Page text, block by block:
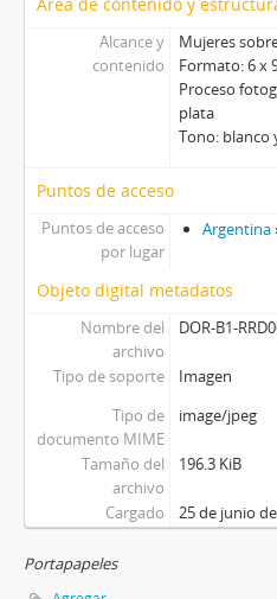
Alcance y
contenido
Mujeres
Formato: 6 x
Proceso
plata
Tono: blanco
Puntos de acceso
Puntos de acceso
por lugar
Argentina
Objeto digital metadatos
Nombre del
archivo
DOR-B1-
Tipo de soporte
Imagen
Tipo de
documento MIME
image/jpeg
Tamaño del
archivo
196.3 KiB
Cargado 25 de junio
Portapapeles